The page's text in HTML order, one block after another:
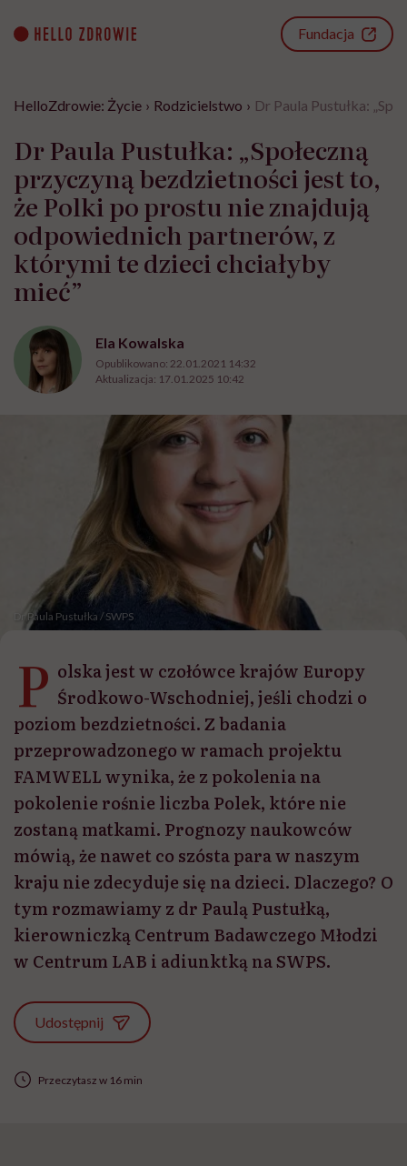
content
Fundacja
HelloZdrowie: Życie › Rodzicielstwo › Dr Paula Pustułka:
Dr Paula Pustułka: „Społeczną
przyczyną bezdzietności jest to,
że Polki po prostu nie znajdują
odpowiednich partnerów, z
którymi te dzieci chciałyby
mieć”
Ela Kowalska
Opublikowano: 22.01.2021 14:32
Aktualizacja: 17.01.2025 10:42
Dr Paula Pustułka / SWPS
P olska jest w czołówce krajów Europy
Środkowo-Wschodniej, jeśli chodzi o
poziom bezdzietności. Z badania
przeprowadzonego w ramach projektu
FAMWELL wynika, że z pokolenia na
pokolenie rośnie liczba Polek, które nie
zostaną matkami. Prognozy naukowców
mówią, że nawet co szósta para w naszym
kraju nie zdecyduje się na dzieci. Dlaczego? O
tym rozmawiamy z dr Paulą Pustułką,
kierowniczką Centrum Badawczego Młodzi
w Centrum LAB i adiunktką na SWPS.
Udostępnij
Przeczytasz w 16 min